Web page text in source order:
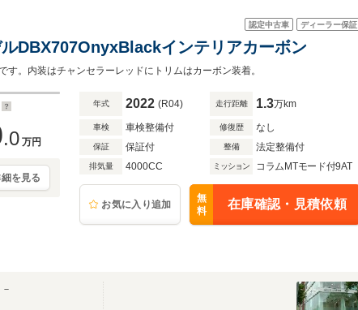
認定中古車 ディーラー保証
DBX707OnyxBlackインテリアカーボン
。内装はチャンセラーレッドにトリムはカーボン装着。
.0 万円
を見る
年式 2022 (R04) 走行距離 1.3万km
車検 車検整備付 修復歴 なし
保証 保証付 整備 法定整備付
排気量 4000CC ミッション コラムMTモード付9AT
お気に入り追加
無
料
在庫確認・見積依頼